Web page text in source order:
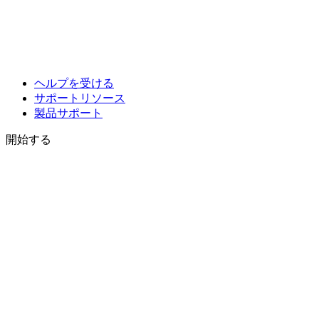
ヘルプを受ける
サポートリソース
製品サポート
開始する